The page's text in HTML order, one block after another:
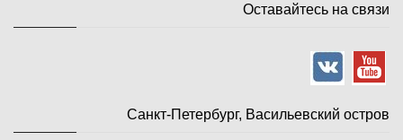
Оставайтесь на связи
Санкт-Петербург, Васильевский остров